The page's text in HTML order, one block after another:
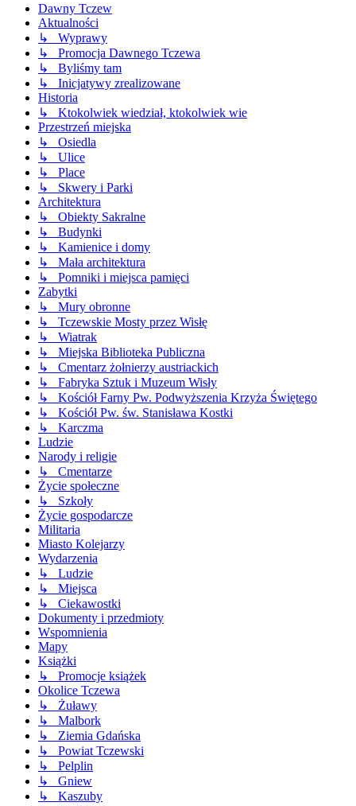
Dawny Tczew
Aktualności
↳ Wyprawy
↳ Promocja Dawnego Tczewa
↳ Byliśmy tam
↳ Inicjatywy zrealizowane
Historia
↳ Ktokolwiek wiedział, ktokolwiek wie
Przestrzeń miejska
↳ Osiedla
↳ Ulice
↳ Place
↳ Skwery i Parki
Architektura
↳ Obiekty Sakralne
↳ Budynki
↳ Kamienice i domy
↳ Mała architektura
↳ Pomniki i miejsca pamięci
Zabytki
↳ Mury obronne
↳ Tczewskie Mosty przez Wisłę
↳ Wiatrak
↳ Miejska Biblioteka Publiczna
↳ Cmentarz żołnierzy austriackich
↳ Fabryka Sztuk i Muzeum Wisły
↳ Kościół Farny Pw. Podwyższenia Krzyża Świętego
↳ Kościół Pw. św. Stanisława Kostki
↳ Karczma
Ludzie
Narody i religie
↳ Cmentarze
Życie społeczne
↳ Szkoły
Życie gospodarcze
Militaria
Miasto Kolejarzy
Wydarzenia
↳ Ludzie
↳ Miejsca
↳ Ciekawostki
Dokumenty i przedmioty
Wspomnienia
Mapy
Książki
↳ Promocje książek
Okolice Tczewa
↳ Żuławy
↳ Malbork
↳ Ziemia Gdańska
↳ Powiat Tczewski
↳ Pelplin
↳ Gniew
↳ Kaszuby